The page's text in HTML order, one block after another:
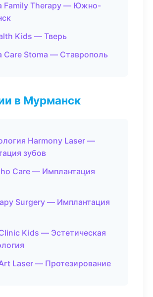
Family Therapy — Южно-
Kids — Тверь
Care Stoma — Ставрополь
в Мурманск
Harmony Laser —
зубов
Care — Имплантация
Surgery — Имплантация
Kids — Эстетическая
Laser — Протезирование